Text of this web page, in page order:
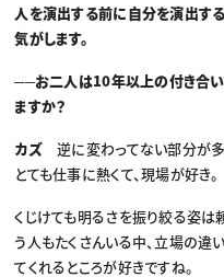
人を演出する前に自分を演出す
気がします。
──お二人は10年以上の付き合い
ますか？
カズ逆に変わってない部分が多
とても仕事に熱くて、現場が好き。
くじけても明るさを振り絞る姿は
う人もたくさんいる中、立場の違
てくれるところが好きですね。